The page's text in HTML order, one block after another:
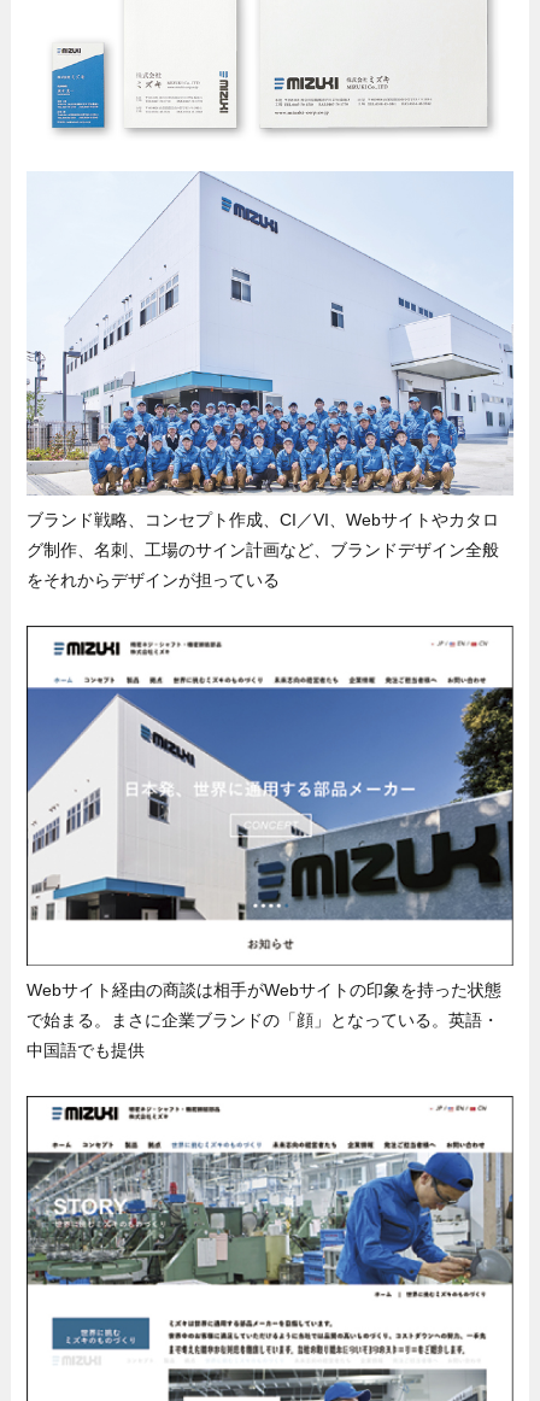
ブランド戦略、コンセプト作成、CI／VI、Webサイトやカタロ
グ制作、名刺、工場のサイン計画など、ブランドデザイン全般
をそれからデザインが担っている
Webサイト経由の商談は相手がWebサイトの印象を持った状態
で始まる。まさに企業ブランドの「顔」となっている。英語・
中国語でも提供